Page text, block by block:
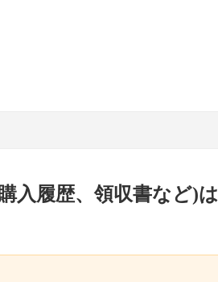
入履歴、領収書など)は